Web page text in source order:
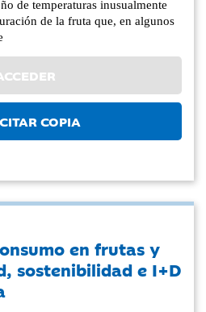
de temperaturas inusualmente
de la fruta que, en algunos
COPIA
en frutas y
sostenibilidad e I+D